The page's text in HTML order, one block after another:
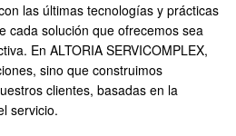
las últimas tecnologías y prácticas
cada solución que ofrecemos sea
En ALTORIA SERVICOMPLEX,
sino que construimos
clientes, basadas en la
servicio.